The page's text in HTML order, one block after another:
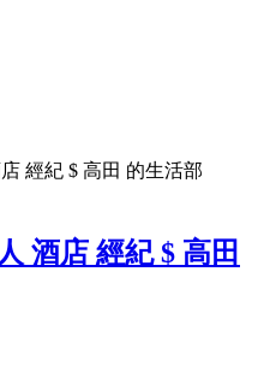
經紀 $ 高田 的生活部
酒店 經紀 $ 高田